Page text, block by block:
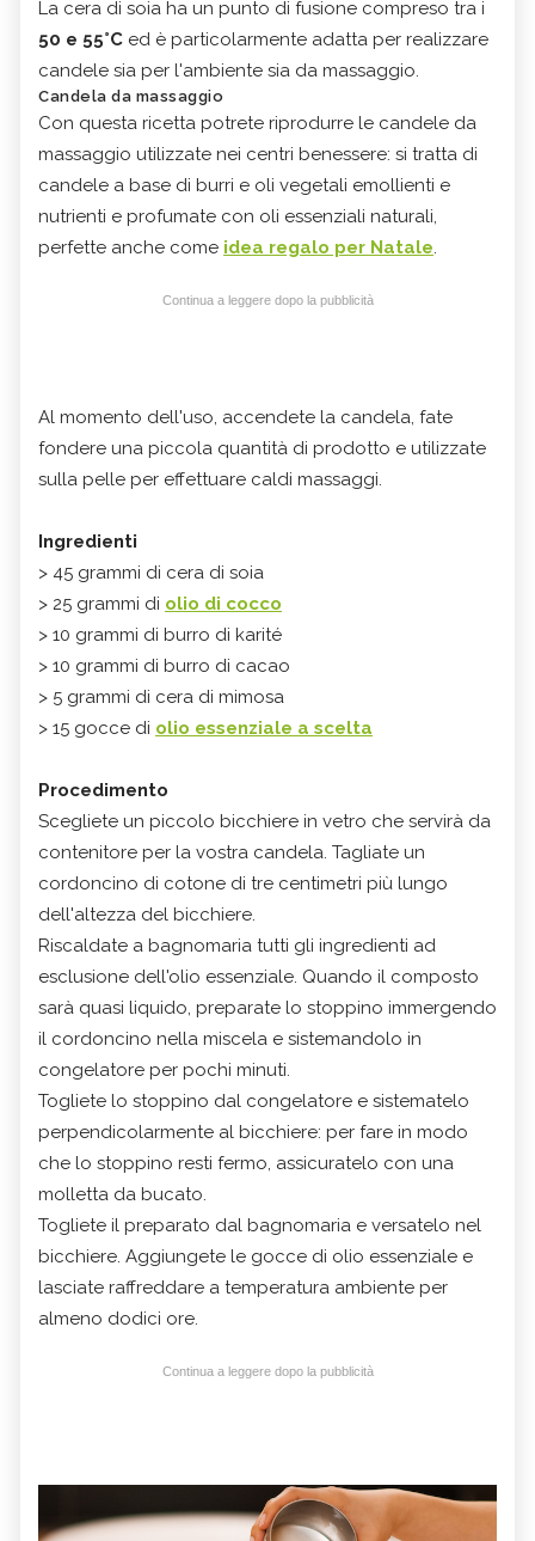
La cera di soia ha un punto di fusione compreso tra i
50 e 55°C ed è particolarmente adatta per realizzare
candele sia per l'ambiente sia da massaggio.
Candela da massaggio
Con questa ricetta potrete riprodurre le candele da
massaggio utilizzate nei centri benessere: si tratta di
candele a base di burri e oli vegetali emollienti e
nutrienti e profumate con oli essenziali naturali,
perfette anche come idea regalo per Natale.
Continua a leggere dopo la pubblicità
Al momento dell'uso, accendete la candela, fate
fondere una piccola quantità di prodotto e utilizzate
sulla pelle per effettuare caldi massaggi.
Ingredienti
> 45 grammi di cera di soia
> 25 grammi di olio di cocco
> 10 grammi di burro di karité
> 10 grammi di burro di cacao
> 5 grammi di cera di mimosa
> 15 gocce di olio essenziale a scelta
Procedimento
Scegliete un piccolo bicchiere in vetro che servirà da
contenitore per la vostra candela. Tagliate un
cordoncino di cotone di tre centimetri più lungo
dell'altezza del bicchiere.
Riscaldate a bagnomaria tutti gli ingredienti ad
esclusione dell'olio essenziale. Quando il composto
sarà quasi liquido, preparate lo stoppino immergendo
il cordoncino nella miscela e sistemandolo in
congelatore per pochi minuti.
Togliete lo stoppino dal congelatore e sistematelo
perpendicolarmente al bicchiere: per fare in modo
che lo stoppino resti fermo, assicuratelo con una
molletta da bucato.
Togliete il preparato dal bagnomaria e versatelo nel
bicchiere. Aggiungete le gocce di olio essenziale e
lasciate raffreddare a temperatura ambiente per
almeno dodici ore.
Continua a leggere dopo la pubblicità